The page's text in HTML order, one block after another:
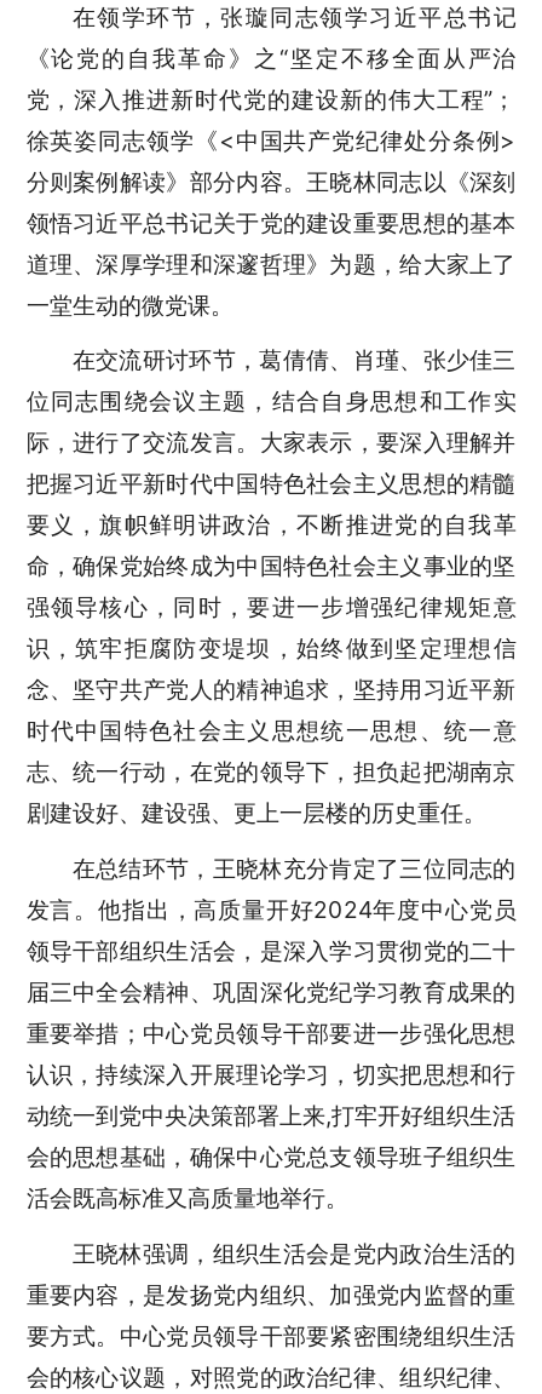
在领学环节，张璇同志领学习近平总书记
《论党的自我革命》之“坚定不移全面从严治
党，深入推进新时代党的建设新的伟大工程”；
徐英姿同志领学《<中国共产党纪律处分条例>
分则案例解读》部分内容。王晓林同志以《深刻
领悟习近平总书记关于党的建设重要思想的基本
道理、深厚学理和深邃哲理》为题，给大家上了
一堂生动的微党课。
在交流研讨环节，葛倩倩、肖瑾、张少佳三
位同志围绕会议主题，结合自身思想和工作实
际，进行了交流发言。大家表示，要深入理解并
把握习近平新时代中国特色社会主义思想的精髓
要义，旗帜鲜明讲政治，不断推进党的自我革
命，确保党始终成为中国特色社会主义事业的坚
强领导核心，同时，要进一步增强纪律规矩意
识，筑牢拒腐防变堤坝，始终做到坚定理想信
念、坚守共产党人的精神追求，坚持用习近平新
时代中国特色社会主义思想统一思想、统一意
志、统一行动，在党的领导下，担负起把湖南京
剧建设好、建设强、更上一层楼的历史重任。
在总结环节，王晓林充分肯定了三位同志的
发言。他指出，高质量开好2024年度中心党员
领导干部组织生活会，是深入学习贯彻党的二十
届三中全会精神、巩固深化党纪学习教育成果的
重要举措；中心党员领导干部要进一步强化思想
认识，持续深入开展理论学习，切实把思想和行
动统一到党中央决策部署上来,打牢开好组织生活
会的思想基础，确保中心党总支领导班子组织生
活会既高标准又高质量地举行。
王晓林强调，组织生活会是党内政治生活的
重要内容，是发扬党内组织、加强党内监督的重
要方式。中心党员领导干部要紧密围绕组织生活
会的核心议题，对照党的政治纪律、组织纪律、